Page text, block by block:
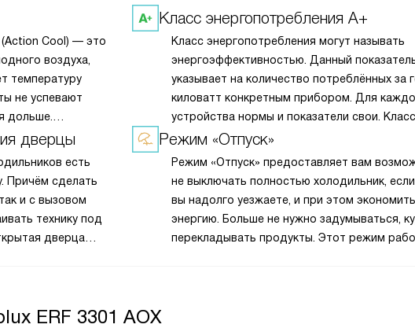
(Action Cool) — это
воздуха,
температуру
не успевают
дольше.
дверцы
есть
Причём сделать
и с вызовом
технику под
дверца
Класс энергопотребления A+
Класс энергопотребления могут называть
энергоэффективностью. Данный
указывает на количество потреблённых за
киловатт конкретным прибором. Для
устройства нормы и показатели свои. Класс
А+ показывает хороший уровень экономии
Режим «Отпуск»
Режим «Отпуск» предоставляет вам
не выключать полностью холодильник, если
вы надолго уезжаете, и при этом экономить
энергию. Больше не нужно задумываться,
перекладывать продукты. Этот режим
ERF 3301 AOX